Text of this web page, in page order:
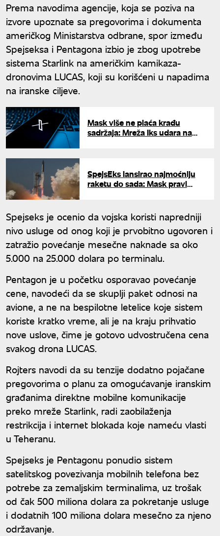
Prema navodima agencije, koja se poziva na
izvore upoznate sa pregovorima i dokumenta
američkog Ministarstva odbrane, spor između
Spejseksa i Pentagona izbio je zbog upotrebe
sistema Starlink na američkim kamikaza-
dronovima LUCAS, koji su korišćeni u napadima
na iranske ciljeve.
Mask više ne plaća krađu
sadržaja: Mreža Iks udara na
SpejsEks lansirao najmoćniju
raketu do sada: Mask pravi
Spejseks je ocenio da vojska koristi napredniji
nivo usluge od onog koji je prvobitno ugovoren i
zatražio povećanje mesečne naknade sa oko
5.000 na 25.000 dolara po terminalu.
Pentagon je u početku osporavao povećanje
cene, navodeći da se skuplji paket odnosi na
avione, a ne na bespilotne letelice koje sistem
koriste kratko vreme, ali je na kraju prihvatio
nove uslove, čime je gotovo udvostručena cena
svakog drona LUCAS.
Rojters navodi da su tenzije dodatno pojačane
pregovorima o planu za omogućavanje iranskim
građanima direktne mobilne komunikacije
preko mreže Starlink, radi zaobilaženja
restrikcija i internet blokada koje nameću vlasti
u Teheranu.
Spejseks je Pentagonu ponudio sistem
satelitskog povezivanja mobilnih telefona bez
potrebe za zemaljskim terminalima, uz trošak
od čak 500 miliona dolara za pokretanje usluge
i dodatnih 100 miliona dolara mesečno za njeno
održavanje.